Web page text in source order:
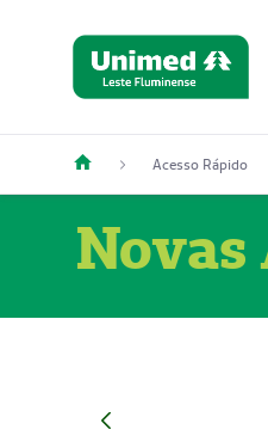
Acesso Rápido
Novas